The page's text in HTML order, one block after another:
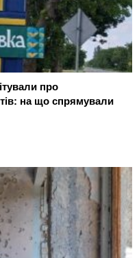
про
на що спрямували